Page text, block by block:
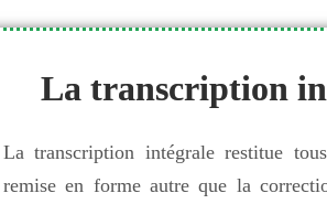
La transcription
La transcription intégrale restitue
remise en forme autre que la